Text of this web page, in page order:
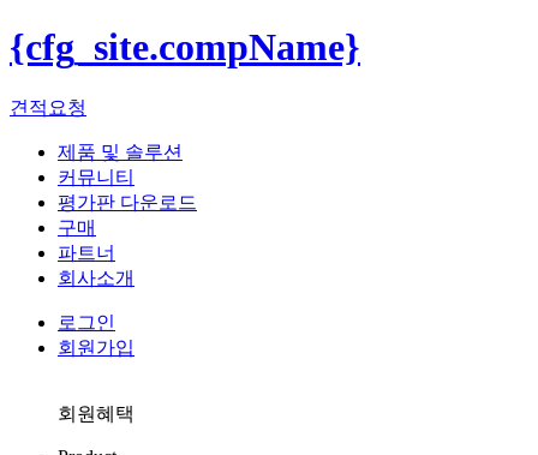
{cfg_site.compName}
견적요청
제품 및 솔루션
커뮤니티
평가판 다운로드
구매
파트너
회사소개
로그인
회원가입
회원혜택